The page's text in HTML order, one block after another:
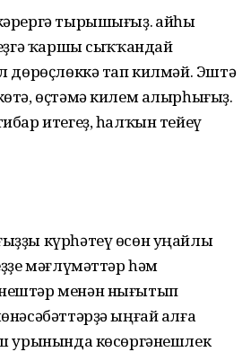
тырышығыҙ. Ҡайһы
ҡаршы сыҡҡандай
дөрөҫлөккә тап килмәй. Эштә
өҫтәмә килем алырһығыҙ.
итегеҙ, һалҡын тейеү
күрһәтеү өсөн уңайлы
мәғлүмәттәр һәм
менән нығытып
ыңғай алға
урынында көсөргәнешлек